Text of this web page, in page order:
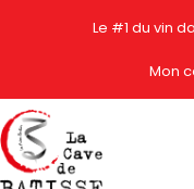
Le #1 du vin
Mon